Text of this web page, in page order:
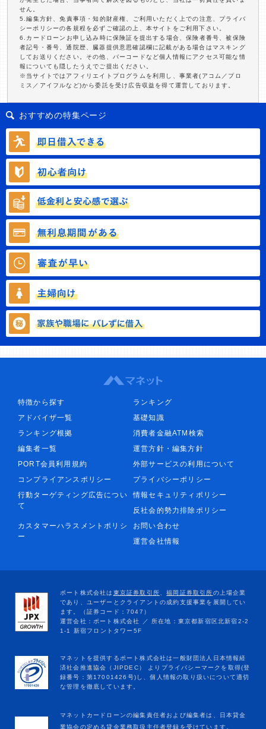
せん。
5.編集方針、免責事項・知的財産権、ご利用いただく上での注意、プライバ
シーポリシーの各規程を必ずご確認の上、本サイトをご利用下さい。
6.カードローンお申し込み時に保険証を提出する場合、保険者番号、被保険
者記号・番号、通院歴、臓器提供意思確認欄に記載がある場合はマスキング
してお送りください。その他、バーコードなど個人情報にアクセス可能な情
報についても隠したうえでご提出ください。
※当サイトではアフィリエイトプログラムを利用し、事業者(アコム／プロ
ミス／アイフルなど)から委託を受け広告収益を得て運営しております。
おすすめの特集ページ
特徴から探す
ランキング
アドバイザ一覧
基礎知識
ランキング根拠
消費者金融ATM検索
編集者一覧
運営方針・編集方針
PORT会員利用規約
外部サービスの利用について
コンプライアンスポリシー
プライバシーポリシー
行動ターゲティング広告につい
て
情報セキュリティポリシー
反社会的勢力排除ポリシー
カスタマーハラスメントポリシ
ー
お問い合わせ
運営会社情報
マネットカードローンの編集責任者および編集者は、日本貸金
業協会の定める貸金業務取扱主任者登録を受けています。